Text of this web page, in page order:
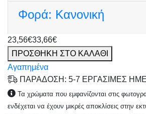
Φορά: Κανονική
23,56€33,66€
ΠΡΟΣΘΗΚΗ ΣΤΟ ΚΑΛΑΘΙ
Αγαπημένα
ΠΑΡΑΔΟΣΗ: 5-7 ΕΡΓΑΣΙΜΕΣ
Τα χρώματα που εμφανίζονται στις
ενδέχεται να έχουν μικρές αποκλίσεις στην